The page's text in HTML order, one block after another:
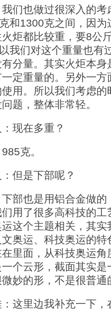
也做过很深入的考
和1300克之间，因
炬都比较重，要8公
我们对这个重量也有
分量。其实火炬本
定重量的。另外一
用。所以我们考虑
题，整体非常轻。
在多重？
克。
是下部呢？
也是用铝合金做的
用了很多高科技的
这个主题相关，其
奥运、科技奥运的
里面，从科技奥运
个云形，截面其实
妙的形，不是很普通
里边我补充一下，